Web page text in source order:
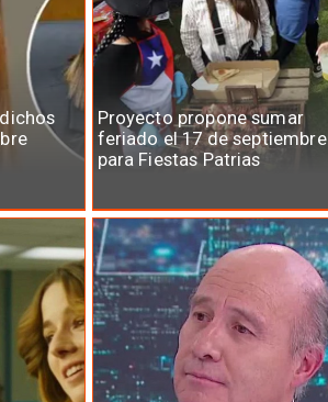
Proyecto propone sumar
feriado el 17 de septiembre
para Fiestas Patrias